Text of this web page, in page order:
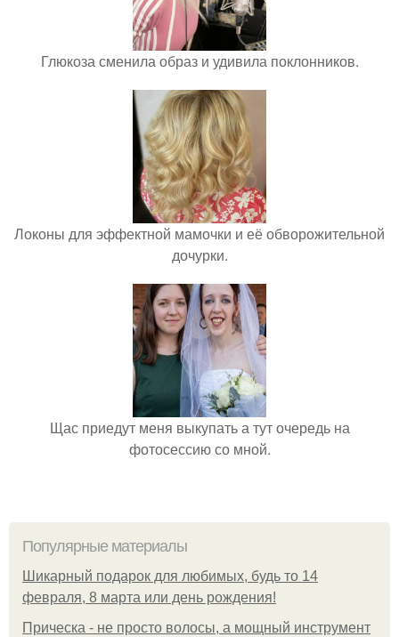
Глюкоза сменила образ и удивила поклонников.
Локоны для эффектной мамочки и её обворожительной
дочурки.
Щас приедут меня выкупать а тут очередь на
фотосессию со мной.
Популярные материалы
Шикарный подарок для любимых, будь то 14
февраля, 8 марта или день рождения!
Прическа - не просто волосы, а мощный инструмент